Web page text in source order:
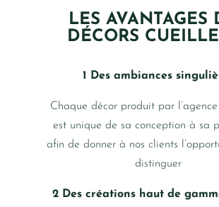
LES AVANTAGES
DÉCORS
1 Des ambiances
Chaque décor produit par
est unique de sa conception à sa
afin de donner à nos clients
distinguer
2 Des créations haut de